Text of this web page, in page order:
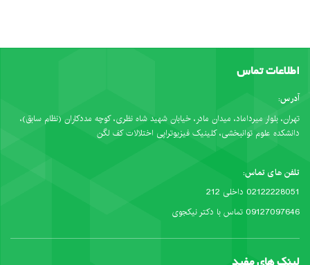
اطلاعات تماس
آدرس:
تهران، بلوار میرداماد، میدان مادر، خیابان شهید شاه نظری، کوچه مددکاران (نظام سابق)،
دانشکده علوم توانبخشی، کلینیک فیزیوتراپی اختلالات کف لگن
تلفن های تماس:
02122228051 داخلی 212
09127097646 تماس با دکتر نیکجوی